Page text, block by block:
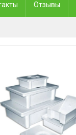
Отзывы